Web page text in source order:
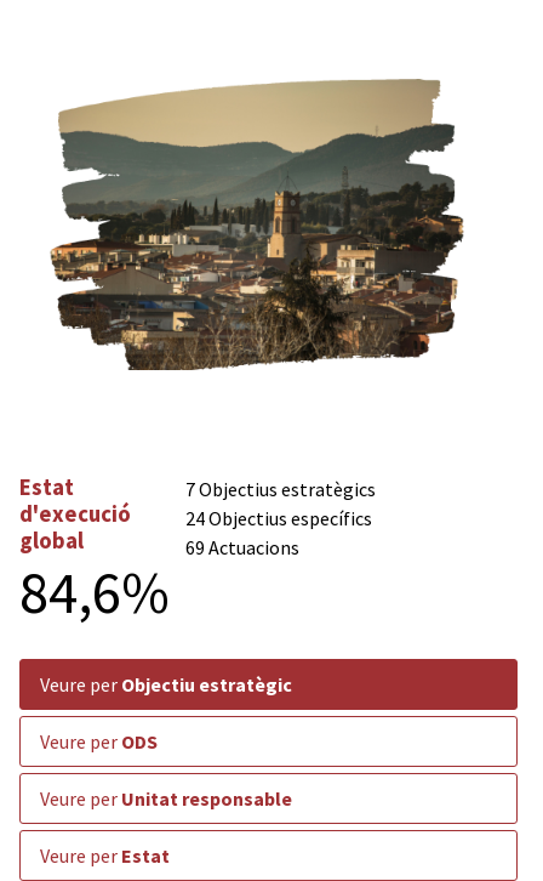
Estat
d'execució
global
84,6%
7 Objectius estratègics
24 Objectius específics
69 Actuacions
veure per Objectiu estratègic
veure per ODS
veure per Unitat responsable
veure per Estat